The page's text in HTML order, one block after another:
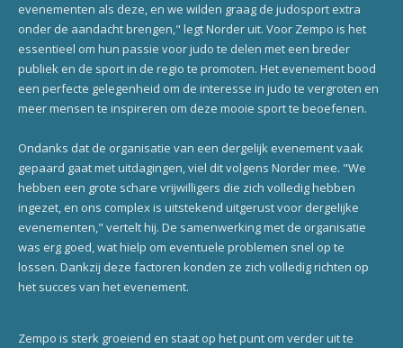
evenementen als deze, en we wilden graag de judosport extra
onder de aandacht brengen," legt Norder uit. Voor Zempo is het
essentieel om hun passie voor judo te delen met een breder
publiek en de sport in de regio te promoten. Het evenement bood
een perfecte gelegenheid om de interesse in judo te vergroten en
meer mensen te inspireren om deze mooie sport te beoefenen.
Ondanks dat de organisatie van een dergelijk evenement vaak
gepaard gaat met uitdagingen, viel dit volgens Norder mee. "We
hebben een grote schare vrijwilligers die zich volledig hebben
ingezet, en ons complex is uitstekend uitgerust voor dergelijke
evenementen," vertelt hij. De samenwerking met de organisatie
was erg goed, wat hielp om eventuele problemen snel op te
lossen. Dankzij deze factoren konden ze zich volledig richten op
het succes van het evenement.
Zempo is sterk groeiend en staat op het punt om verder uit te